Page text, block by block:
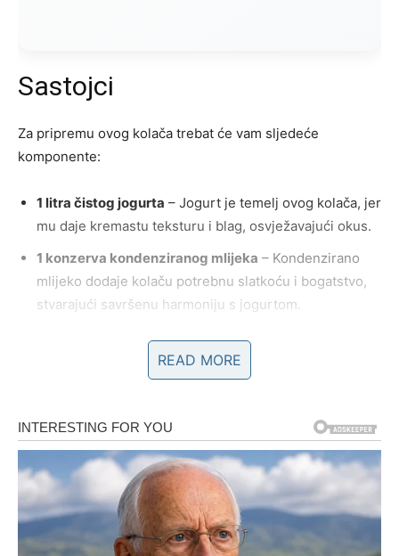
Sastojci
Za pripremu ovog kolača trebat će vam sljedeće
komponente:
1 litra čistog jogurta – Jogurt je temelj ovog kolača, jer
mu daje kremastu teksturu i blag, osvježavajući okus.
1 konzerva kondenziranog mlijeka – Kondenzirano
mlijeko dodaje kolaču potrebnu slatkoću i bogatstvo,
stvarajući savršenu harmoniju s jogurtom.
podloga, koja se tijekom pripreme lagano ugnijezdi,
dajući kolaču strukturu i dodatnu aromu.
Priprema Podloge
1. Priprema Posude
Prije nego što počnete s pripremom, odaberite posudu
READ MORE